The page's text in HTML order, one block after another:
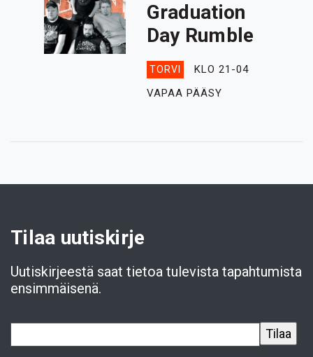
Graduation
Day Rumble
TORVI
KLO 21-04
VAPAA PÄÄSY
Tilaa uutiskirje
Uutiskirjeestä saat tietoa tulevista tapahtumista
ensimmäisenä.